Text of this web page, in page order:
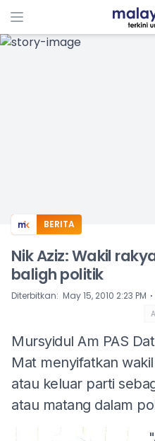
BERITA
Nik Aziz: Wakil
baligh politik
Diterbitkan: May 15, 2010 2:23 PM ⋅
Mursyidul Am PAS
Mat menyifatkan
atau keluar parti
atau matang dalam